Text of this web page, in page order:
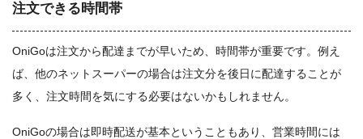
注文できる時間帯
OniGoは注文から配達までが早いため、時間帯が重要です。例え
ば、他のネットスーパーの場合は注文分を後日に配達することが
多く、注文時間を気にする必要はないかもしれません。
OniGoの場合は即時配送が基本ということもあり、営業時間には